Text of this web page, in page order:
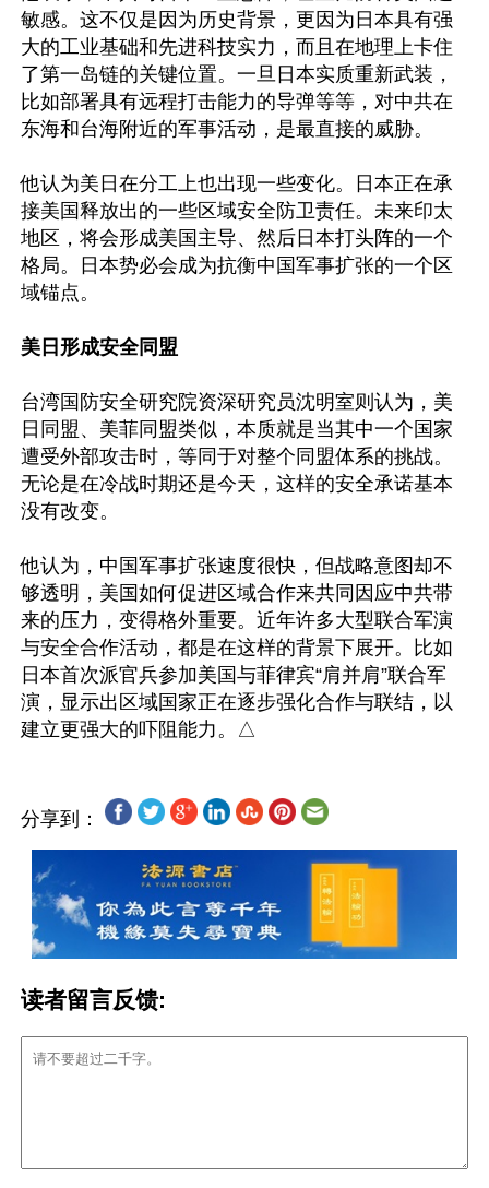
敏感。这不仅是因为历史背景，更因为日本具有强
大的工业基础和先进科技实力，而且在地理上卡住
了第一岛链的关键位置。一旦日本实质重新武装，
比如部署具有远程打击能力的导弹等等，对中共在
东海和台海附近的军事活动，是最直接的威胁。
他认为美日在分工上也出现一些变化。日本正在承
接美国释放出的一些区域安全防卫责任。未来印太
地区，将会形成美国主导、然后日本打头阵的一个
格局。日本势必会成为抗衡中国军事扩张的一个区
域锚点。
美日形成安全同盟
台湾国防安全研究院资深研究员沈明室则认为，美
日同盟、美菲同盟类似，本质就是当其中一个国家
遭受外部攻击时，等同于对整个同盟体系的挑战。
无论是在冷战时期还是今天，这样的安全承诺基本
没有改变。
他认为，中国军事扩张速度很快，但战略意图却不
够透明，美国如何促进区域合作来共同因应中共带
来的压力，变得格外重要。近年许多大型联合军演
与安全合作活动，都是在这样的背景下展开。比如
日本首次派官兵参加美国与菲律宾“肩并肩”联合军
演，显示出区域国家正在逐步强化合作与联结，以
分享到：
读者留言反馈: